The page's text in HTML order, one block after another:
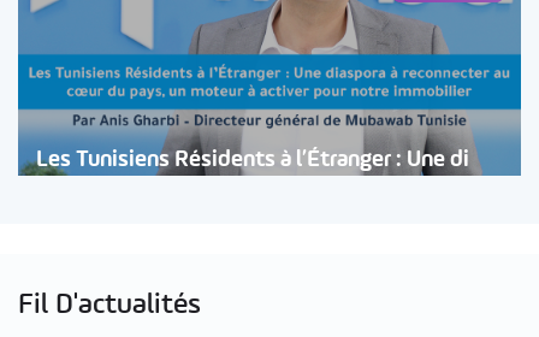
Les Tunisiens Résidents à l’Étranger : Une di
Fil D'actualités